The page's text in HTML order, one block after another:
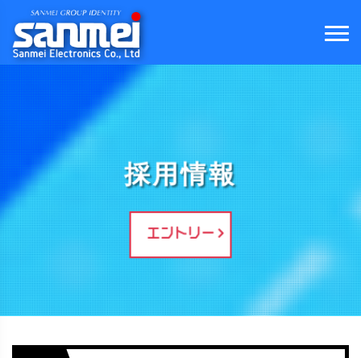
採用情報
エントリー